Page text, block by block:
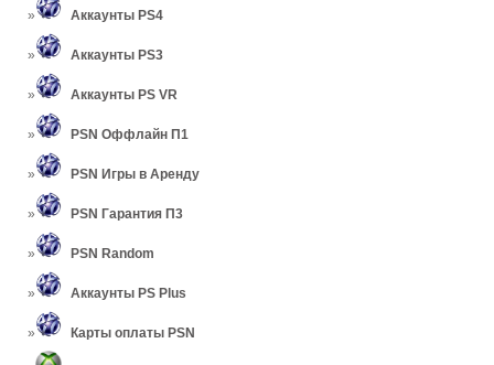
Аккаунты PS4
Аккаунты PS3
Аккаунты PS VR
PSN Оффлайн П1
PSN Игры в Аренду
PSN Гарантия П3
PSN Random
Аккаунты PS Plus
Карты оплаты PSN